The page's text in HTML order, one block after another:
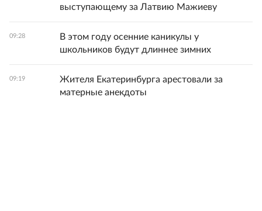
выступающему за Латвию Мажиеву
09:28
В этом году осенние каникулы у
школьников будут длиннее зимних
09:19
Жителя Екатеринбурга арестовали за
матерные анекдоты